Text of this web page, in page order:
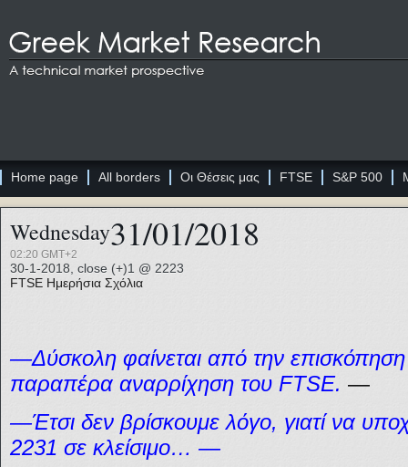
Home page All borders Οι Θέσεις μας FTSE S&P 500
Wednesday31/01/2018
02:20 GMT+2
30-1-2018, close (+)1 @ 2223
FTSE Ημερήσια Σχόλια
—Δύσκολη φαίνεται από την
παραπέρα αναρρίχηση του FTSE. —
—Έτσι δεν βρίσκουμε λόγο, γιατί να
2231 σε κλείσιμο… —